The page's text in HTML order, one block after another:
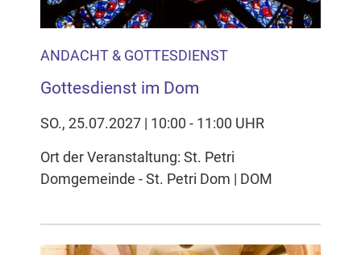
ANDACHT & GOTTESDIENST
Gottesdienst im Dom
SO., 25.07.2027 | 10:00 - 11:00 UHR
Ort der Veranstaltung: St. Petri
Domgemeinde - St. Petri Dom | DOM